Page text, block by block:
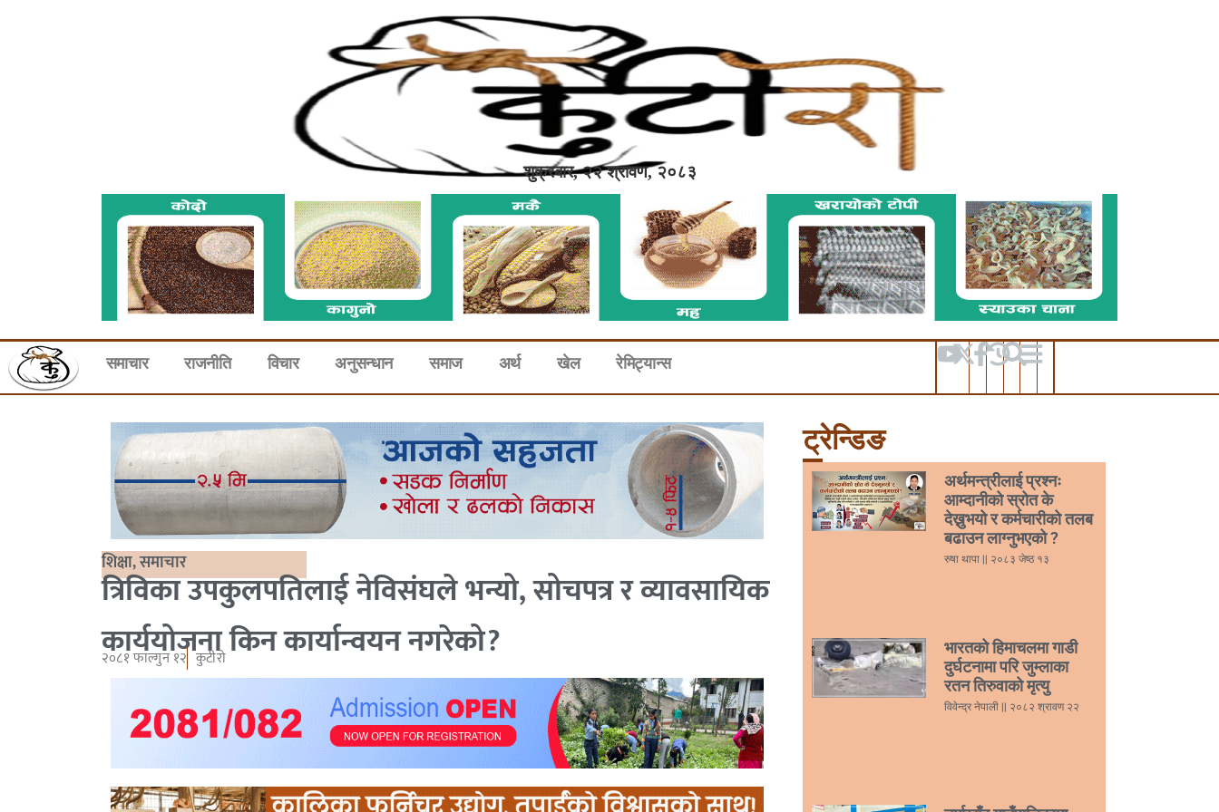
शुक्रबार, २२ श्रावण, २०८३
समाचार राजनीति विचार अनुसन्धान समाज अर्थ खेल रेमिट्यान्स
शिक्षा,समाचार
त्रिविका उपकुलपतिलाई नेविसंघले भन्यो, सोचपत्र र व्यावसायिक
कार्ययोजना किन कार्यान्वयन नगरेको?
२०८१ फाल्गुन १२ कुटीरो
ट्रेन्डिङ
अर्थमन्त्रीलाई प्रश्नः
आम्दानीको स्रोत के
देख्नुभयो र कर्मचारीको तलब
बढाउन लाग्नुभएको ?
रुषा थापा २०८३ जेष्ठ १३
भारतको हिमाचलमा गाडी
दुर्घटनामा परि जुम्लाका
रतन तिरुवाको मृत्यु
विवेन्द्र नेपाली २०८२ श्रावण २२